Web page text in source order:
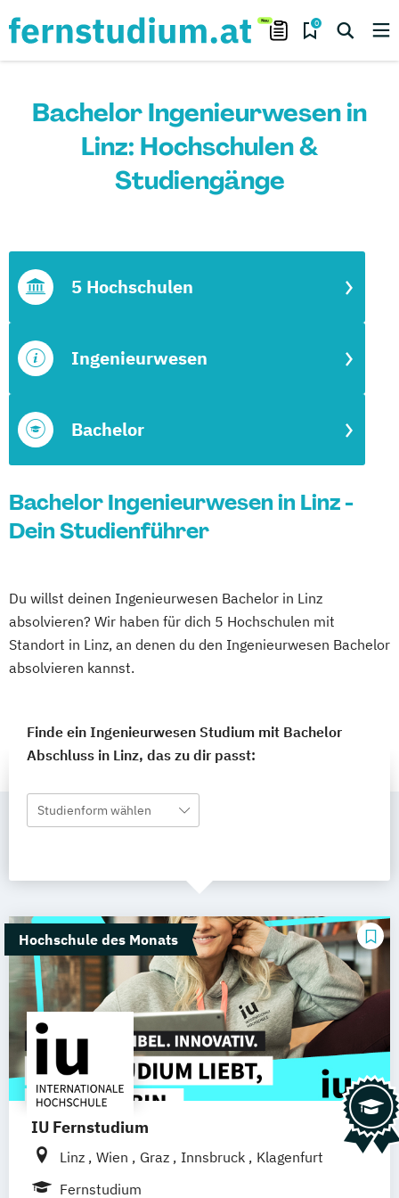
0
Bachelor Ingenieurwesen in
Linz: Hochschulen &
Studiengänge
Bachelor
Ingenieurwesen
5 Hochschulen
Bachelor Ingenieurwesen in Linz -
Dein Studienführer
Du willst deinen Ingenieurwesen Bachelor in Linz
absolvieren? Wir haben für dich 5 Hochschulen mit
Standort in Linz, an denen du den Ingenieurwesen Bachelor
absolvieren kannst.
Finde ein Ingenieurwesen Studium mit Bachelor
Abschluss in Linz, das zu dir passt:
Studienform wählen
Hochschule des Monats
IU Fernstudium
Linz Wien Graz Innsbruck
Klagenfurt
Fernstudium